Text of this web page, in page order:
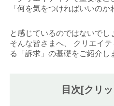
「何を気をつければいいのか
と感じているのではないでし
そんな皆さまへ、
クリエイテ
る「訴求」の基礎をご紹介し
目次[クリ